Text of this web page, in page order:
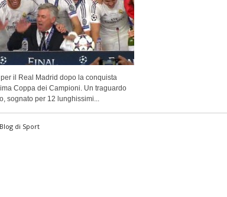
il Real Madrid dopo la conquista
Coppa dei Campioni. Un traguardo
sognato per 12 lunghissimi...
di Sport